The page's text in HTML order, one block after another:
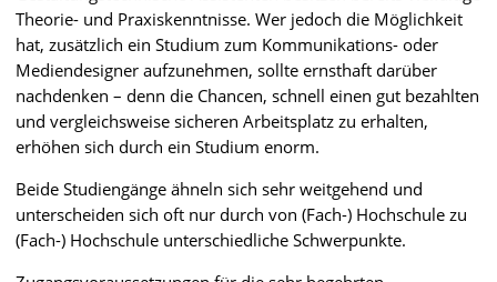
Theorie- und Praxiskenntnisse. Wer jedoch die Möglichkeit
hat, zusätzlich ein Studium zum Kommunikations- oder
Mediendesigner aufzunehmen, sollte ernsthaft darüber
nachdenken – denn die Chancen, schnell einen gut bezahlten
und vergleichsweise sicheren Arbeitsplatz zu erhalten,
erhöhen sich durch ein Studium enorm.
Beide Studiengänge ähneln sich sehr weitgehend und
unterscheiden sich oft nur durch von (Fach-) Hochschule zu
(Fach-) Hochschule unterschiedliche Schwerpunkte.